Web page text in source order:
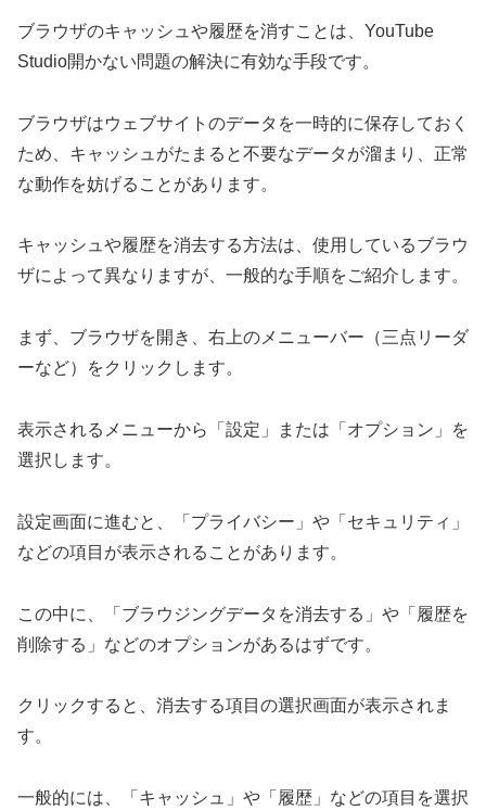
ブラウザのキャッシュや履歴を消すことは、YouTube
Studio開かない問題の解決に有効な手段です。
ブラウザはウェブサイトのデータを一時的に保存しておく
ため、キャッシュがたまると不要なデータが溜まり、正常
な動作を妨げることがあります。
キャッシュや履歴を消去する方法は、使用しているブラウ
ザによって異なりますが、一般的な手順をご紹介します。
まず、ブラウザを開き、右上のメニューバー（三点リーダ
ーなど）をクリックします。
表示されるメニューから「設定」または「オプション」を
選択します。
設定画面に進むと、「プライバシー」や「セキュリティ」
などの項目が表示されることがあります。
この中に、「ブラウジングデータを消去する」や「履歴を
削除する」などのオプションがあるはずです。
クリックすると、消去する項目の選択画面が表示されま
す。
一般的には、「キャッシュ」や「履歴」などの項目を選択